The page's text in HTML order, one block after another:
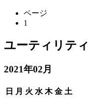
ページ
1
ユーティリティ
2021年02月
日 月 火 水 木 金 土